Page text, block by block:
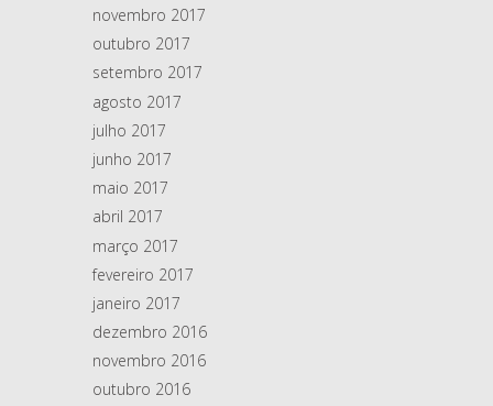
novembro 2017
outubro 2017
setembro 2017
agosto 2017
julho 2017
junho 2017
maio 2017
abril 2017
março 2017
fevereiro 2017
janeiro 2017
dezembro 2016
novembro 2016
outubro 2016